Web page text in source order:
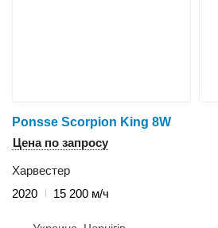
Ponsse Scorpion King 8W
Цена по запросу
Харвестер
2020
15 200 м/ч